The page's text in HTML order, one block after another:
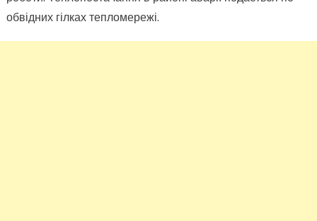
обвідних гілках тепломережі.